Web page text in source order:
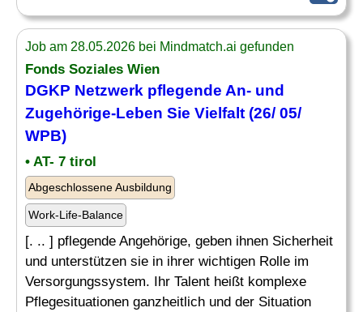
Job am 28.05.2026 bei Mindmatch.ai gefunden
Fonds Soziales Wien
DGKP Netzwerk pflegende An- und
Zugehörige-Leben Sie Vielfalt (26/ 05/
WPB)
• AT- 7 tirol
Abgeschlossene Ausbildung
Work-Life-Balance
[. .. ] pflegende Angehörige, geben ihnen Sicherheit
und unterstützen sie in ihrer wichtigen Rolle im
Versorgungssystem. Ihr Talent heißt komplexe
Pflegesituationen ganzheitlich und der Situation